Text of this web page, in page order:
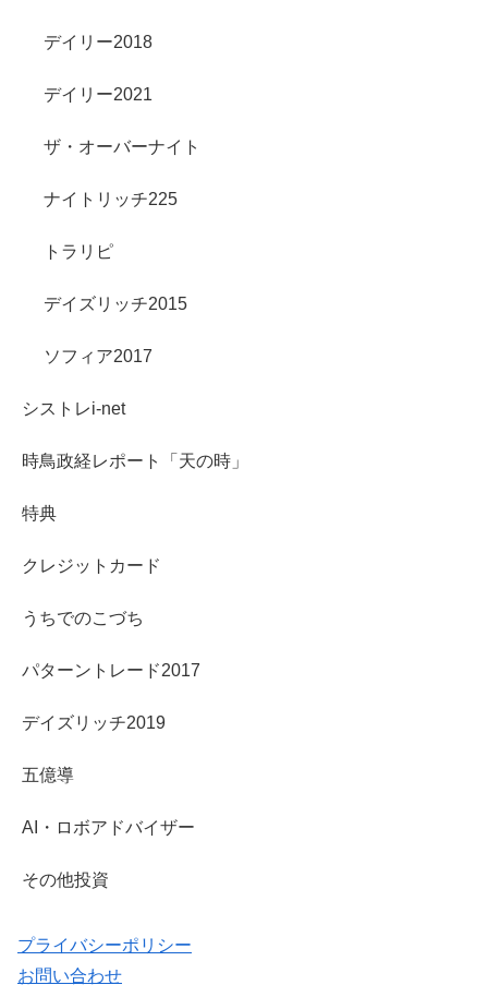
デイリー2018
デイリー2021
ザ・オーバーナイト
ナイトリッチ225
トラリピ
デイズリッチ2015
ソフィア2017
シストレi-net
時鳥政経レポート「天の時」
特典
クレジットカード
うちでのこづち
パターントレード2017
デイズリッチ2019
五億導
AI・ロボアドバイザー
その他投資
プライバシーポリシー
お問い合わせ